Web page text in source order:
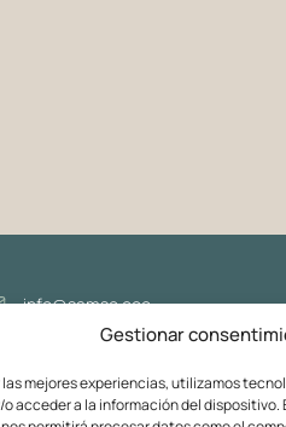
Gestionar
mejores experiencias, utilizamos
acceder a la información del
info@samso.eco
Av. del Marquès de l'Argentera, 17,
LEGALPOLÍTICA DE PRIVACIDADPOLÍTICA